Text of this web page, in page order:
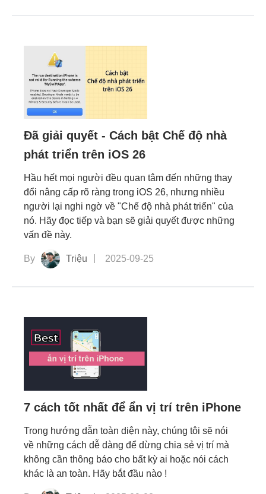
Đã giải quyết - Cách bật Chế độ nhà
phát triển trên iOS 26
Hầu hết mọi người đều quan tâm đến những thay
đổi nâng cấp rõ ràng trong iOS 26, nhưng nhiều
người lại nghi ngờ về "Chế độ nhà phát triển" của
nó. Hãy đọc tiếp và bạn sẽ giải quyết được những
vấn đề này.
By Triệu 2025-09-25
7 cách tốt nhất để ẩn vị trí trên iPhone
Trong hướng dẫn toàn diện này, chúng tôi sẽ nói
về những cách dễ dàng để dừng chia sẻ vị trí mà
không cần thông báo cho bất kỳ ai hoặc nói cách
khác là an toàn. Hãy bắt đầu nào !